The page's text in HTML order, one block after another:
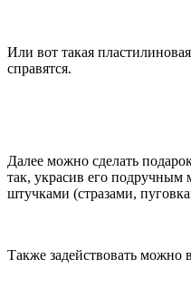
Или вот такая
справятся.
Далее можно сделать
так, украсив его
штучками (стразами,
Также задействовать можно